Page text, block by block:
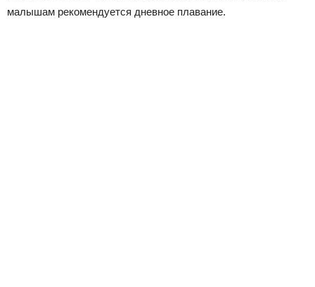
малышам рекомендуется дневное плавание.